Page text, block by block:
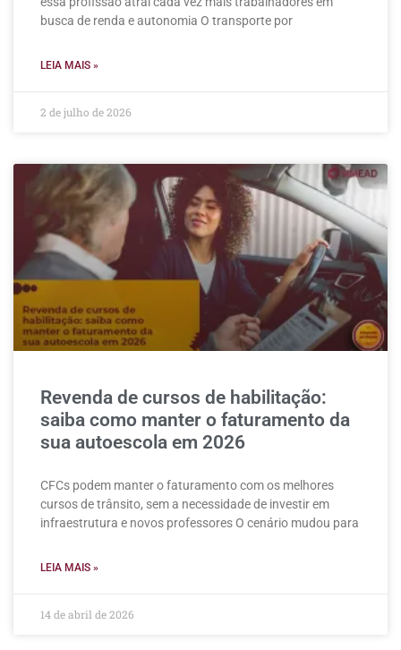
busca de renda e autonomia O transporte por
LEIA MAIS »
2 de julho de 2026
Revenda de cursos de habilitação:
saiba como manter o faturamento da
sua autoescola em 2026
CFCs podem manter o faturamento com os melhores
cursos de trânsito, sem a necessidade de investir em
infraestrutura e novos professores O cenário mudou para
LEIA MAIS »
14 de abril de 2026